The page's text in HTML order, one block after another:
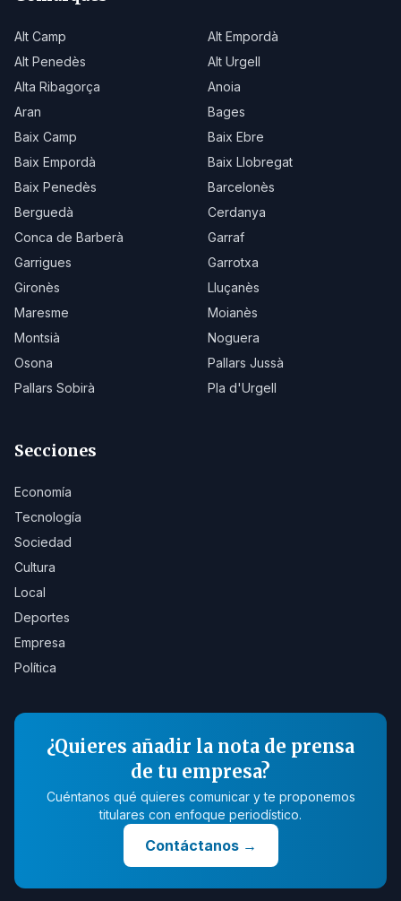
Alt Camp
Alt Empordà
Alt Penedès
Alt Urgell
Alta Ribagorça
Anoia
Aran
Bages
Baix Camp
Baix Ebre
Baix Empordà
Baix Llobregat
Baix Penedès
Barcelonès
Berguedà
Cerdanya
Conca de Barberà
Garraf
Garrigues
Garrotxa
Gironès
Lluçanès
Maresme
Moianès
Montsià
Noguera
Osona
Pallars Jussà
Pallars Sobirà
Pla d'Urgell
Secciones
Economía
Tecnología
Sociedad
Cultura
Local
Deportes
Empresa
Política
¿Quieres añadir la nota de prensa
de tu empresa?
Cuéntanos qué quieres comunicar y te proponemos
titulares con enfoque periodístico.
Contáctanos→